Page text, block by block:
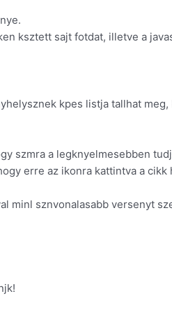
ksztett sajt fotdat, illetve a
kpes listja tallhat
szmra a legknyelmesebben
erre az ikonra kattintva a
minl sznvonalasabb versenyt